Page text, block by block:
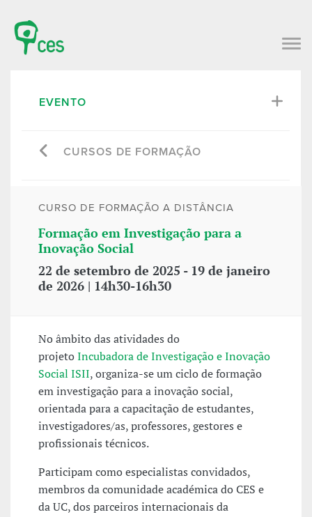
EVENTO
CURSOS DE FORMAÇÃO
CURSO DE FORMAÇÃO A DISTÂNCIA
Formação em Investigação para a
Inovação Social
22 de setembro de 2025 - 19 de janeiro
de 2026 | 14h30-16h30
No âmbito das atividades do
projetoIncubadora de Investigação e Inovação
Social ISII, organiza-se um ciclo de formação
em investigação para a inovação social,
orientada para a capacitação de estudantes,
investigadores/as, professores, gestores e
profissionais técnicos.
Participam como especialistas convidados,
membros da comunidade académica do CES e
da UC, dos parceiros internacionais da